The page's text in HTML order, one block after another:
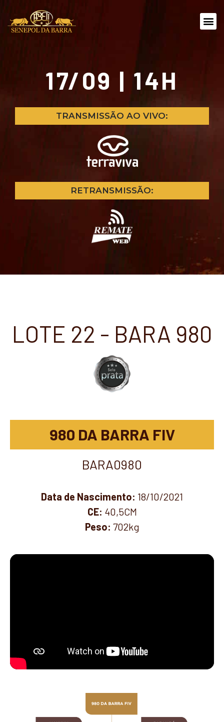
17/09 | 14H
TRANSMISSÃO AO VIVO:
RETRANSMISSÃO:
LOTE 22 - BARA 980
980 DA BARRA FIV
BARA0980
Data de Nascimento: 18/10/2021
CE: 40,5CM
Peso: 702kg